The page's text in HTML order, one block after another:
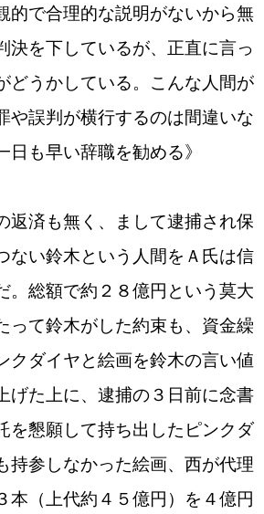
的で合理的な説明がないから無
決を下しているが、正直に言っ
どうかしている。こんな人間が
や誤判が横行するのは間違いな
日も早い辞職を勧める》
返済も無く、まして逮捕され保
ない鈴木という人間をＡ氏は信
。総額で約２８億円という莫大
って鈴木がした約束も、資金繰
クダイヤと絵画を鈴木の言い値
げた上に、逮捕の３日前に念書
を懇願して持ち出したピンクダ
持参しなかった絵画、西が代理
本（上代約４５億円）を４億円